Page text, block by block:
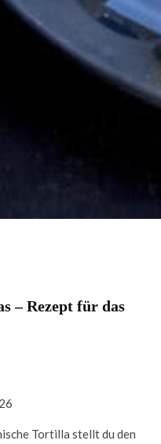
– Rezept für das
Tortilla stellt du den